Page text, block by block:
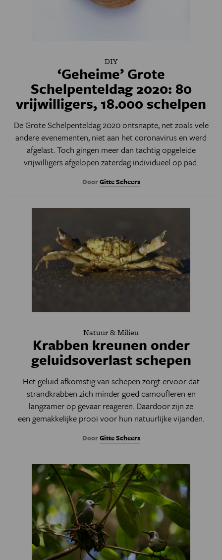
DIY
‘Geheime’ Grote
Schelpenteldag 2020: 80
vrijwilligers, 18.000 schelpen
De Grote Schelpenteldag 2020 ontsnapte, net zoals vele
andere evenementen, niet aan het coronavirus en werd
afgelast. Toch gingen meer dan tachtig opgeleide
vrijwilligers afgelopen zaterdag individueel op pad.
DoorGitte Scheers
Natuur & Milieu
Krabben kreunen onder
geluidsoverlast schepen
Het geluid afkomstig van schepen zorgt ervoor dat
strandkrabben zich minder goed camoufleren en
langzamer op gevaar reageren. Daardoor zijn ze
een gemakkelijke prooi voor hun natuurlijke vijanden.
DoorGitte Scheers